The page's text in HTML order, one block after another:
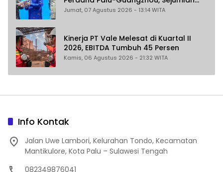
Maskapai Jajaki Rute Malaysia dan
Jumat, 07 Agustus 2026 - 13:14 WITA
Kinerja PT Vale Melesat di Kuartal II
2026, EBITDA Tumbuh 45 Persen
Kamis, 06 Agustus 2026 - 21:32 WITA
Info Kontak
Jalan Uwe Lambori, Kelurahan Tondo, Kecamatan
Mantikulore, Kota Palu – Sulawesi Tengah
082349876041